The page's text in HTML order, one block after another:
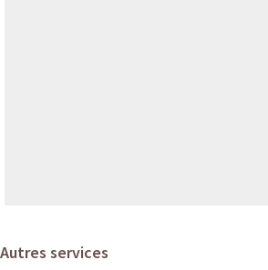
Autres services